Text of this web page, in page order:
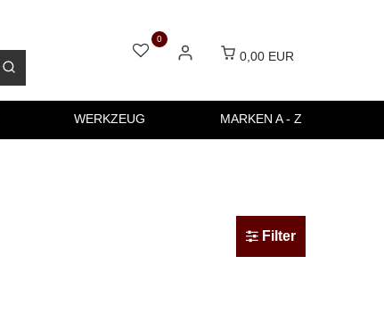
0
0,00 EUR
WERKZEUG MARKEN A - Z
Filter